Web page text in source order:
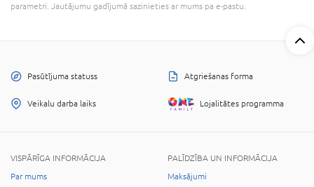
parametri. Jautājumu gadījumā sazinieties ar mums pa e-pastu.
Pasūtījuma statuss Atgriešanas forma
Veikalu darba laiks Lojalitātes programma
VISPĀRĪGA INFORMĀCIJA
Par mums
PALĪDZĪBA UN INFORMĀCIJA
Maksājumi